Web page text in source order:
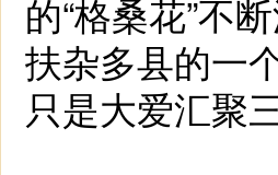
的“格桑花”不
扶杂多县的一
只是大爱汇聚